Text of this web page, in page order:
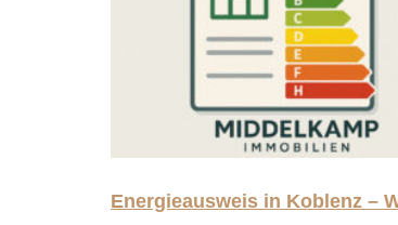
Energieausweis in Koblenz –